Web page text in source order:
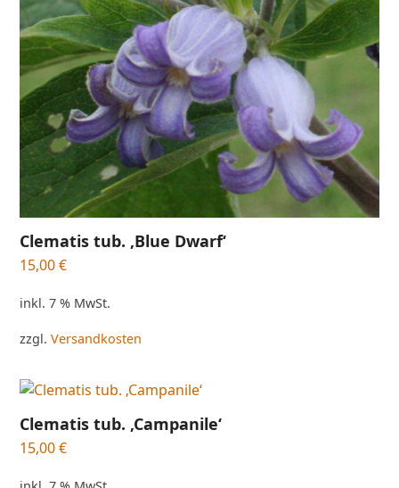
Clematis tub. ‚Blue Dwarf‘
15,00€
inkl. 7 % MwSt.
zzgl.Versandkosten
Clematis tub. ‚Campanile‘
15,00€